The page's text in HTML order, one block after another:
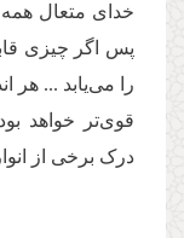
خدای متعال
پس اگر چیزی
را می‌یابد ... هر
قوی‌تر خواهد
درک برخی از